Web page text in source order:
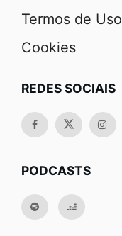
Termos de Uso
Cookies
REDES SOCIAIS
PODCASTS